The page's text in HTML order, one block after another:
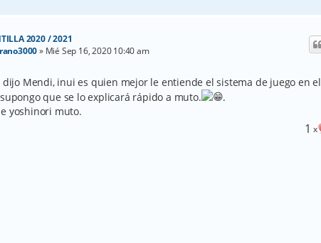
2020 / 2021
» Mié Sep 16, 2020 10:40 am
dijo Mendi, inui es quien mejor le entiende el sistema de juego en el
que se lo explicará rápido a muto.
.
yoshinori muto.
1 x